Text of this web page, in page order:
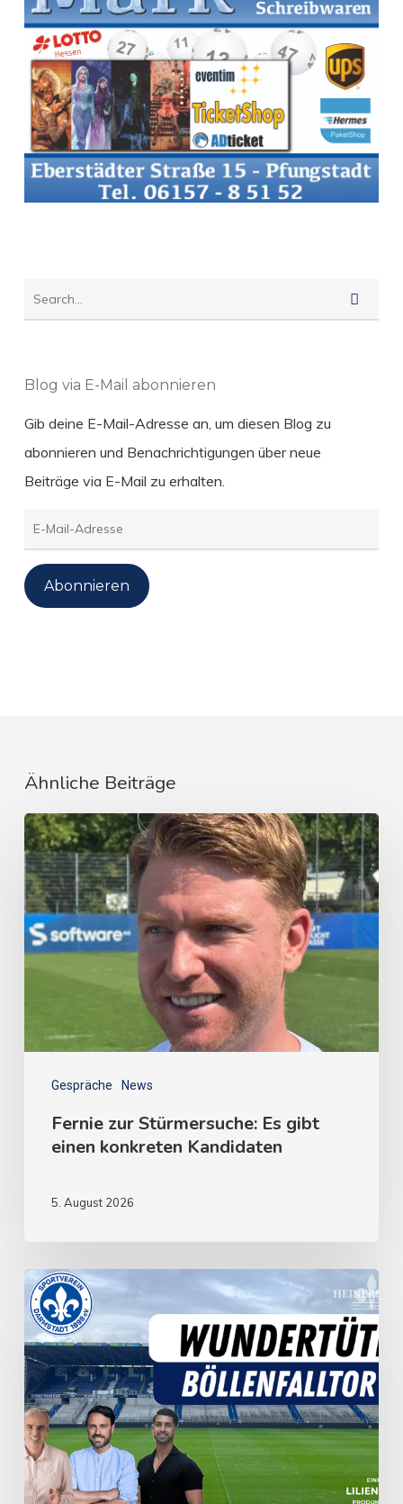
Blog via E-Mail abonnieren
Gib deine E-Mail-Adresse an, um diesen Blog zu
abonnieren und Benachrichtigungen über neue
Beiträge via E-Mail zu erhalten.
E-
Mail-
Adresse
Abonnieren
Ähnliche Beiträge
Gespräche News
Fernie zur Stürmersuche: Es gibt
einen konkreten Kandidaten
5. August 2026